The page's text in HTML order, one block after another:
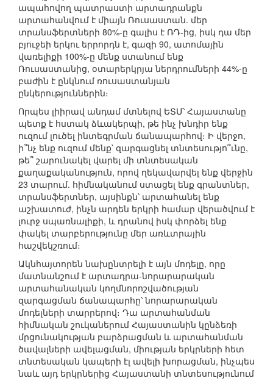
ապահովող պատրաստի արտադրանքն
արտահանվում է միայն Ռուսաստան. մեր
տրանսֆերտների 80%-ը գալիս է ՌԴ-ից, իսկ դա մեր
բյուջեի երկու երրորդն է, գազի 90, ատոմային
վառելիքի 100%-ը մենք ստանում ենք
Ռուսաստանից, օտարերկրյա ներդրումների 44%-ը
բաժին է ընկնում ռուսաստանյան
ընկերություններին։
Որպես լիիրավ անդամ մտնելով ԵՏՄ՝ Հայաստանը
պետք է հստակ ձևակերպի, թե ինչ խնդիր ենք
ուզում լուծել ինտեգրման ճանապարհով։ Ի վերջո,
ի՞նչ ենք ուզում մենք՝ զարգացնել տնտեսությո՞ւնը,
թե՞ շարունակել վարել մի տնտեսական
քաղաքականություն, որով ղեկավարվել ենք վերջին
23 տարում. հիմնականում ստացել ենք գրանտներ,
տրանսֆերտներ, այսինքն՝ արտահանել ենք
աշխատուժ, ինչն արդեն երկրի համար վերածվում է
լուրջ սպառնալիքի, և դրանով իսկ փորձել ենք
փակել տարբերությունը մեր առևտրային
հաշվեկշռում։
Ակնհայտորեն նախընտրելի է այն մոդելը, որը
մատնանշում է արտադրա-նորարարական
արտահանական կողմնորոշվածության
զարգացման ճանապարհը՝ նորարարական
մոդելների տարրերով։ Դա արտահանման
հիմնական շուկաներում Հայաստանին կընձեռի
մրցունակության բարձրացման և արտահանման
ծավալների ավելացման, միության երկրների հետ
տնտեսական կապերի էլ ավելի խորացման, ինչպես
նաև այդ երկրներից Հայաստանի տնտեսությունում